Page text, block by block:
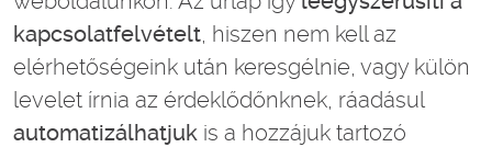
kapcsolatfelvételt, hiszen nem kell az
elérhetőségeink után keresgélnie, vagy külön
levelet írnia az érdeklődőnknek, ráadásul
automatizálhatjuk is a hozzájuk tartozó